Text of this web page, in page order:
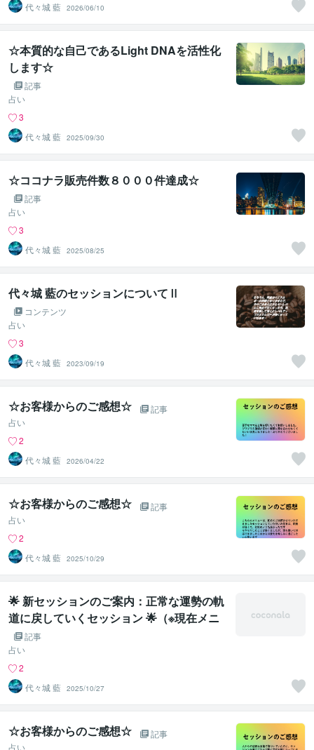
代々城 藍 2026/06/10
☆本質的な自己であるLight DNAを活性化
します☆
記事
占い
3
代々城 藍 2025/09/30
☆ココナラ販売件数８０００件達成☆
記事
占い
3
代々城 藍 2025/08/25
代々城 藍のセッションについてⅡ
コンテンツ
占い
3
代々城 藍 2023/09/19
☆お客様からのご感想☆
記事
占い
2
代々城 藍 2026/04/22
☆お客様からのご感想☆
記事
占い
2
代々城 藍 2025/10/29
🌟 新セッションのご案内：正常な運勢の軌
道に戻していくセッション 🌟（※現在メニ
ュー非掲載ですが、特別にご提供を開始し
ております）
記事
占い
2
代々城 藍 2025/10/27
☆お客様からのご感想☆
記事
占い